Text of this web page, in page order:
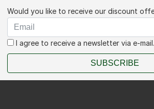
Would you like to receive our discount
I agree to receive a newsletter via e-mail.
SUBSCRIBE